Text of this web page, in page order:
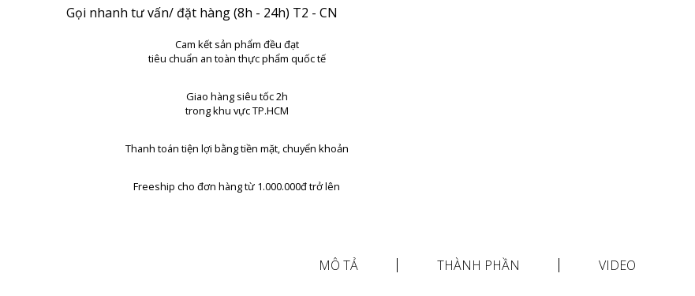
Gọi nhanh tư vấn/ đặt hàng (8h - 24h) T2 - CN
Cam kết sản phẩm đều đạt
tiêu chuẩn an toàn thực phẩm quốc tế
Giao hàng siêu tốc 2h
trong khu vực TP.HCM
Thanh toán tiện lợi bằng tiền mặt, chuyển khoản
Freeship cho đơn hàng từ 1.000.000đ trở lên
MÔ TẢ THÀNH PHẦN VIDEO